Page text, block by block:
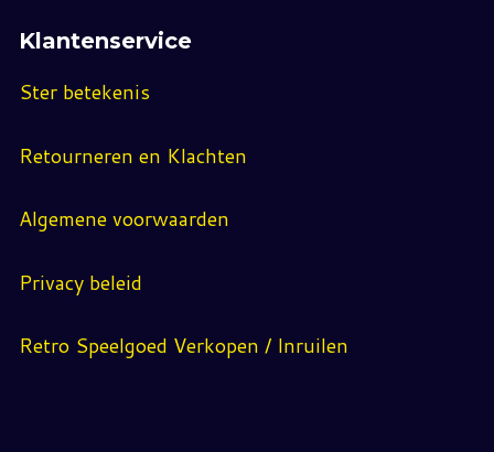
Klantenservice
Ster betekenis
Retourneren en Klachten
Algemene voorwaarden
Privacy beleid
Retro Speelgoed Verkopen / Inruilen